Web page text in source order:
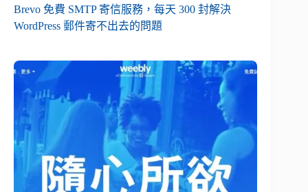
Brevo 免費 SMTP 寄信服務，每天 300 封解決
WordPress 郵件寄不出去的問題